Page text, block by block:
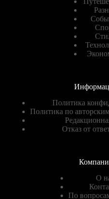
Политика
Политика по
Отказ от
О
По